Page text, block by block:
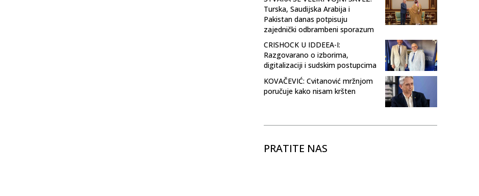
Turska, Saudijska Arabija i
Pakistan danas potpisuju
zajednički odbrambeni sporazum
CRISHOCK U IDDEEA-I:
Razgovarano o izborima,
digitalizaciji i sudskim postupcima
KOVAČEVIĆ: Cvitanović mržnjom
poručuje kako nisam kršten
PRATITE NAS